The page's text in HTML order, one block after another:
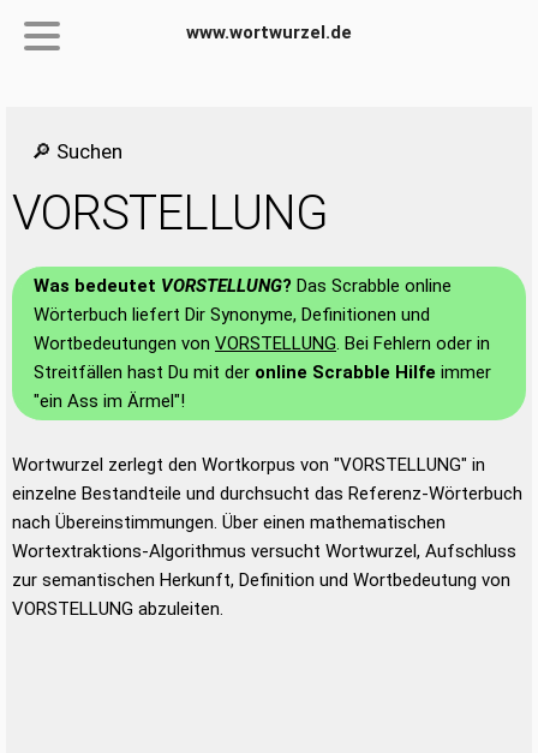
www.wortwurzel.de
🔎 Suchen
VORSTELLUNG
Was bedeutet VORSTELLUNG? Das Scrabble online
Wörterbuch liefert Dir Synonyme, Definitionen und
Wortbedeutungen von VORSTELLUNG. Bei Fehlern oder in
Streitfällen hast Du mit der online Scrabble Hilfe immer
"ein Ass im Ärmel"!
Wortwurzel zerlegt den Wortkorpus von "VORSTELLUNG" in
einzelne Bestandteile und durchsucht das Referenz-Wörterbuch
nach Übereinstimmungen. Über einen mathematischen
Wortextraktions-Algorithmus versucht Wortwurzel, Aufschluss
zur semantischen Herkunft, Definition und Wortbedeutung von
VORSTELLUNG abzuleiten.